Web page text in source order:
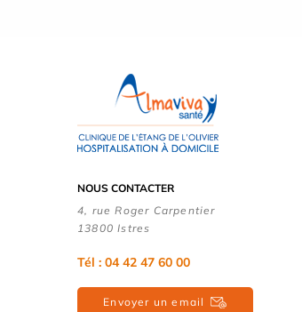
NOUS CONTACTER
4, rue Roger Carpentier
13800 Istres
Tél : 04 42 47 60 00
Envoyer un email